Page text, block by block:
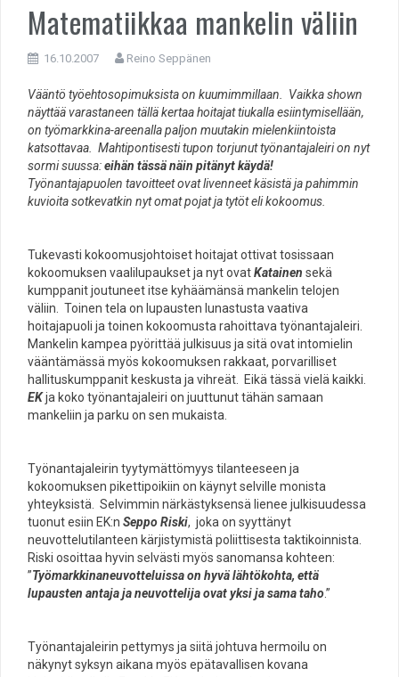
Matematiikkaa mankelin väliin
16.10.2007 Reino Seppänen
Vääntö työehtosopimuksista on kuumimmillaan. Vaikka shown
näyttää varastaneen tällä kertaa hoitajat tiukalla esiintymisellään,
on työmarkkina-areenalla paljon muutakin mielenkiintoista
katsottavaa. Mahtipontisesti tupon torjunut työnantajaleiri on nyt
sormi suussa:eihän tässä näin pitänyt käydä!
Työnantajapuolen tavoitteet ovat livenneet käsistä ja pahimmin
kuvioita sotkevatkin nyt omat pojat ja tytöt eli kokoomus.
Tukevasti kokoomusjohtoiset hoitajat ottivat tosissaan
kokoomuksen vaalilupaukset ja nyt ovatKatainen sekä
kumppanit joutuneet itse kyhäämänsä mankelin telojen
väliin. Toinen tela on lupausten lunastusta vaativa
hoitajapuoli ja toinen kokoomusta rahoittava työnantajaleiri.
Mankelin kampea pyörittää julkisuus ja sitä ovat intomielin
vääntämässä myös kokoomuksen rakkaat, porvarilliset
hallituskumppanit keskusta ja vihreät. Eikä tässä vielä kaikki.
EKja koko työnantajaleiri on juuttunut tähän samaan
mankeliin ja parku on sen mukaista.
Työnantajaleirin tyytymättömyys tilanteeseen ja
kokoomuksen pikettipoikiin on käynyt selville monista
yhteyksistä. Selvimmin närkästyksensä lienee julkisuudessa
tuonut esiin EK:n Seppo Riski, joka on syyttänyt
neuvottelutilanteen kärjistymistä poliittisesta taktikoinnista.
Riski osoittaa hyvin selvästi myös sanomansa kohteen:
”Työmarkkinaneuvotteluissa on hyvä lähtökohta, että
lupausten antaja ja neuvottelija ovat yksi ja sama taho.”
Työnantajaleirin pettymys ja siitä johtuva hermoilu on
näkynyt syksyn aikana myös epätavallisen kovana